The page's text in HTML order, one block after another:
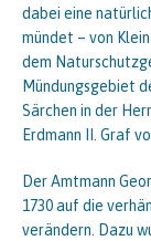
dabei eine
mündet – von
dem
Mündungsgebiet
Särchen in der
Erdmann II. Graf
Der Amtmann
1730 auf die
verändern. Dazu